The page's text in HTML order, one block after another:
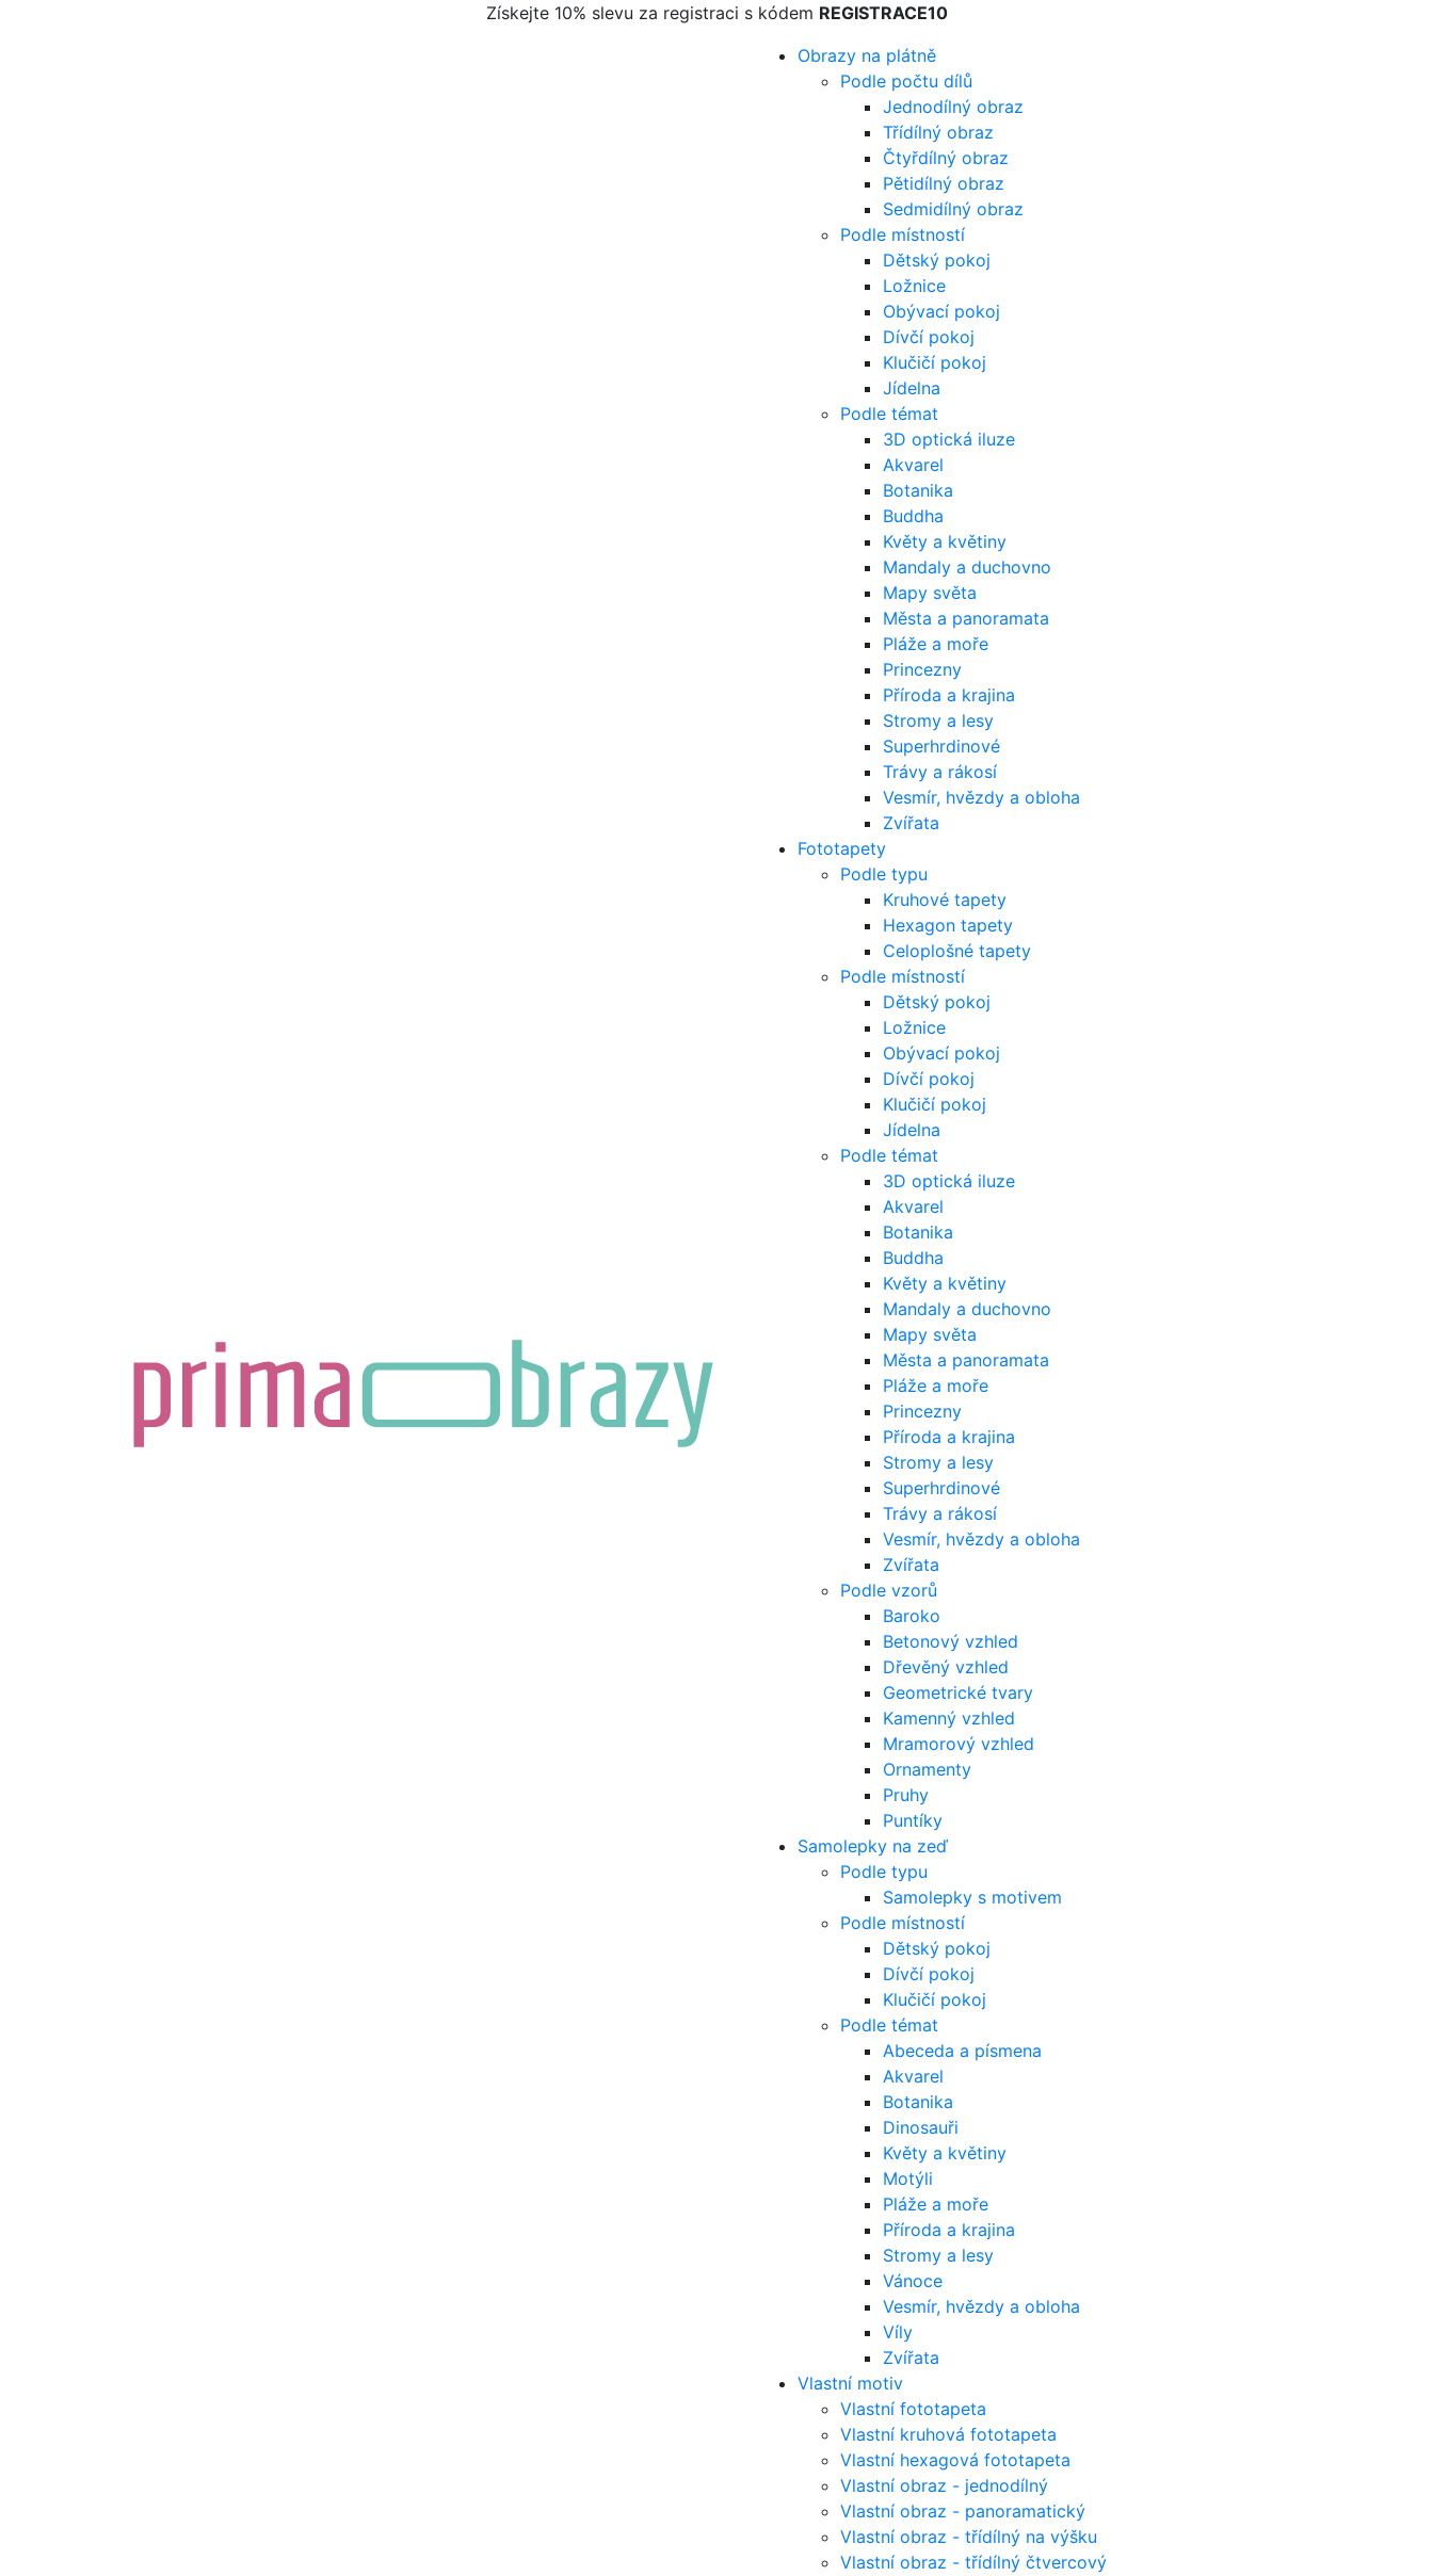
Získejte 10% slevu za registraci s kódem REGISTRACE10
Obrazy na plátně
Podle počtu dílů
Jednodílný obraz
Třídílný obraz
Čtyřdílný obraz
Pětidílný obraz
Sedmidílný obraz
Podle místností
Dětský pokoj
Ložnice
Obývací pokoj
Dívčí pokoj
Klučičí pokoj
Jídelna
Podle témat
3D optická iluze
Akvarel
Botanika
Buddha
Květy a květiny
Mandaly a duchovno
Mapy světa
Města a panoramata
Pláže a moře
Princezny
Příroda a krajina
Stromy a lesy
Superhrdinové
Trávy a rákosí
Vesmír, hvězdy a obloha
Zvířata
Fototapety
Podle typu
Kruhové tapety
Hexagon tapety
Celoplošné tapety
Podle místností
Dětský pokoj
Ložnice
Obývací pokoj
Dívčí pokoj
Klučičí pokoj
Jídelna
Podle témat
3D optická iluze
Akvarel
Botanika
Buddha
Květy a květiny
Mandaly a duchovno
Mapy světa
Města a panoramata
Pláže a moře
Princezny
Příroda a krajina
Stromy a lesy
Superhrdinové
Trávy a rákosí
Vesmír, hvězdy a obloha
Zvířata
Podle vzorů
Baroko
Betonový vzhled
Dřevěný vzhled
Geometrické tvary
Kamenný vzhled
Mramorový vzhled
Ornamenty
Pruhy
Puntíky
Samolepky na zeď
Podle typu
Samolepky s motivem
Podle místností
Dětský pokoj
Dívčí pokoj
Klučičí pokoj
Podle témat
Abeceda a písmena
Akvarel
Botanika
Dinosauři
Květy a květiny
Motýli
Pláže a moře
Příroda a krajina
Stromy a lesy
Vánoce
Vesmír, hvězdy a obloha
Víly
Zvířata
Vlastní motiv
Vlastní fototapeta
Vlastní kruhová fototapeta
Vlastní hexagová fototapeta
Vlastní obraz - jednodílný
Vlastní obraz - panoramatický
Vlastní obraz - třídílný na výšku
Vlastní obraz - třídílný čtvercový